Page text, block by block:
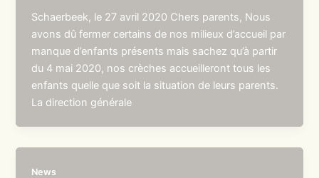
Schaerbeek, le 27 avril 2020 Chers parents, Nous
avons dû fermer certains de nos milieux d’accueil par
manque d’enfants présents mais sachez qu’à partir
du 4 mai 2020, nos crèches accueilleront tous les
enfants quelle que soit la situation de leurs parents.
La direction générale
News